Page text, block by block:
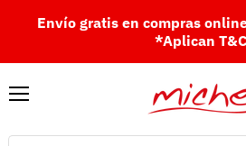
Envío gratis en compras
*Aplican